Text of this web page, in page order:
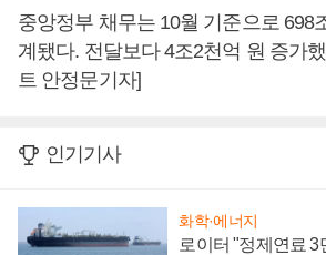
중앙정부 채무는 10월 기준으로 698
계됐다. 전달보다 4조2천억 원 증가
트 안정문기자]
인기기사
화학·에너지
로이터 "정제연료 3